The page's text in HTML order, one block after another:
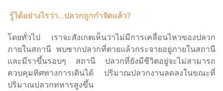
รู้ได้อย่างไรว่า...ปลวกถูกกำจัดแล้ว?
โดยทั่วไป เราจะสังเกตเห็นว่าไม่มีการเคลื่อนไหวของปลวก
ภายในสถานี พบซากปลวกที่ตายแล้วกระจายอยู่ภายในสถานี
และมีราขึ้นรอบๆ สถานี ปลวกที่ยังมีชีวิตอยู่จะไม่สามารถ
ควบคุมทิศทางการเดินได้ ปริมาณปลวกงานลดลงในขณะที่
ปริมาณปลวกทหารสูงขึ้น